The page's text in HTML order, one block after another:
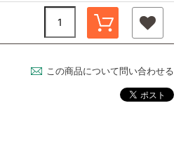
この商品について問い合わせる